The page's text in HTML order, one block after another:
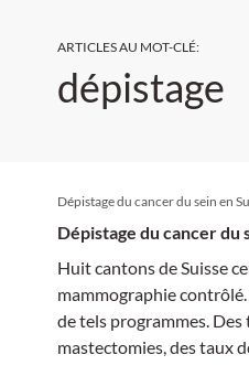
ARTICLES AU MOT-CLÉ:
dépistage
Dépistage du cancer du sein en
Dépistage du cancer du
Huit cantons de Suisse
mammographie
de tels programmes.
mastectomies, des taux